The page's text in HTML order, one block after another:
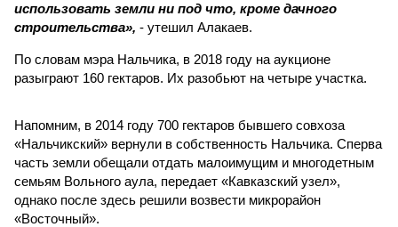
использовать земли ни под что, кроме дачного
строительства», - утешил Алакаев.
По словам мэра Нальчика, в 2018 году на аукционе
разыграют 160 гектаров. Их разобьют на четыре участка.
Напомним, в 2014 году 700 гектаров бывшего совхоза
«Нальчикский» вернули в собственность Нальчика. Сперва
часть земли обещали отдать малоимущим и многодетным
семьям Вольного аула, передает «Кавказский узел»,
однако после здесь решили возвести микрорайон
«Восточный».